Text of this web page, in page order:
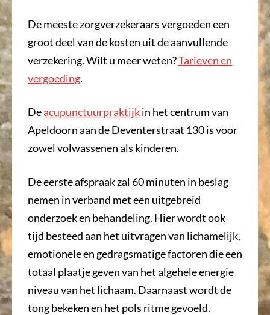
De meeste zorgverzekeraars vergoeden een
groot deel van de kosten uit de aanvullende
verzekering. Wilt u meer weten?Tarieven en
vergoeding.
Deacupunctuurpraktijkin het centrum van
Apeldoorn aan de Deventerstraat 130 is voor
zowel volwassenen als kinderen.
De eerste afspraak zal 60 minuten in beslag
nemen in verband met een uitgebreid
onderzoek en behandeling. Hier wordt ook
tijd besteed aan het uitvragen van lichamelijk,
emotionele en gedragsmatige factoren die een
totaal plaatje geven van het algehele energie
niveau van het lichaam. Daarnaast wordt de
tong bekeken en het pols ritme gevoeld.